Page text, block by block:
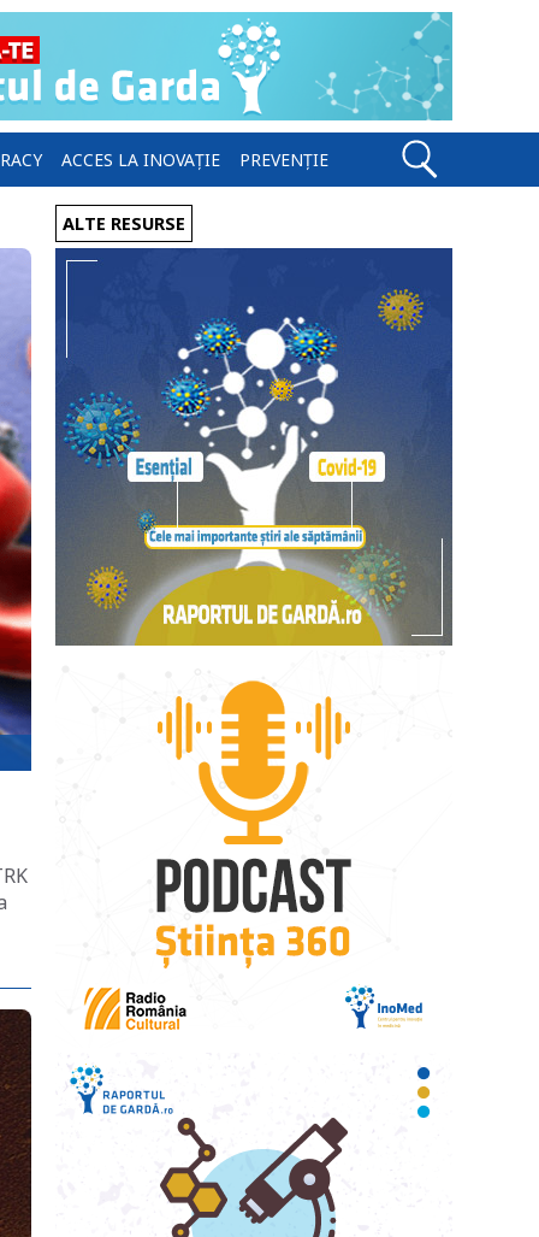
ACCES LA INOVAȚIE PREVENȚIE
ALTE RESURSE